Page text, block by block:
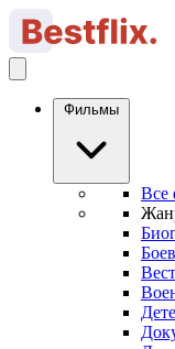
Фильмы
Все